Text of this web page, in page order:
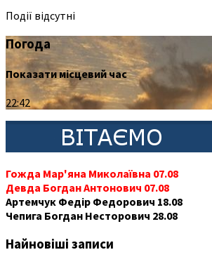
Події відсутні
Погода
Показати місцевий час
22:42
Гожда Мар'яна Миколаївна 07.08
Девда Богдан Антонович 07.08
Артемчук Федір Федорович 18.08
Чепига Богдан Несторович 28.08
Найновіші записи